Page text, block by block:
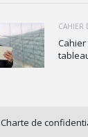
CAHIER
Cahier
Charte de